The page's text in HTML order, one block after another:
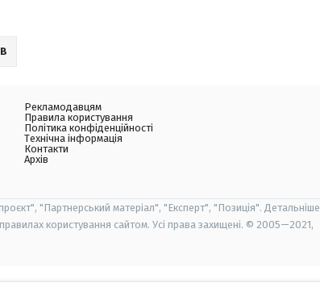
Рекламодавцям
Правила користування
Політика конфіденційності
Технічна інформація
Контакти
Архів
"Партнерський матеріал", "Експерт", "Позиція". Детальніше
користування сайтом. Усі права захищені. © 2005—2021,